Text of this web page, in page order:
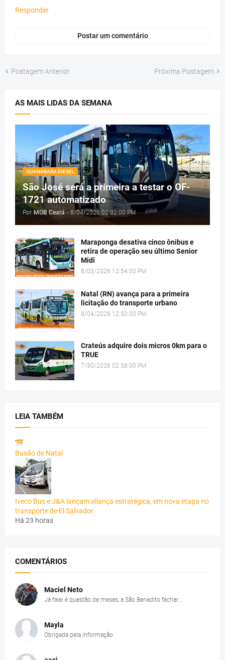
Responder
Postar um comentário
Postagem Anterior Próxima Postagem
AS MAIS LIDAS DA SEMANA
GUANABARA DIESEL
São José será a primeira a testar o OF-
1721 automatizado
Por MOB Ceará - 8/04/2026 02:32:00 PM
Maraponga desativa cinco ônibus e
retira de operação seu último Senior
Midi
8/03/2026 12:54:00 PM
Natal (RN) avança para a primeira
licitação do transporte urbano
8/04/2026 12:50:00 PM
Crateús adquire dois micros 0km para o
TRUE
7/30/2026 02:58:00 PM
LEIA TAMBÉM
Busão de Natal
Iveco Bus e J&A lançam aliança estratégica, em nova etapa no
transporte de El Salvador
Há 23 horas
COMENTÁRIOS
Maciel Neto
Já falei é questão de meses, a São Benedito fechar...
Mayla
Obrigada pela informação.